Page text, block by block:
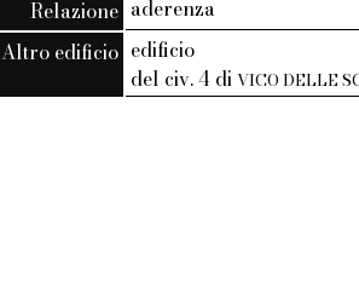
Relazione aderenza
Altro edificio edificio
del civ. 4 diVICO DELLE